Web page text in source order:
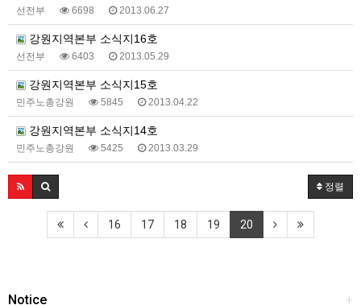
선전부 6698 2013.06.27
강원지역본부 소식지16호
선전부 6403 2013.05.29
강원지역본부 소식지15호
민주노총강원 5845 2013.04.22
강원지역본부 소식지14호
민주노총강원 5425 2013.03.29
정렬
16 17 18 19 20
+
Notice